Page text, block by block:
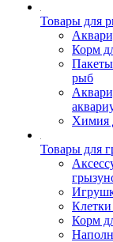
Товары для
Корм
рыб
Химия
Товары для
Клетки
Корм